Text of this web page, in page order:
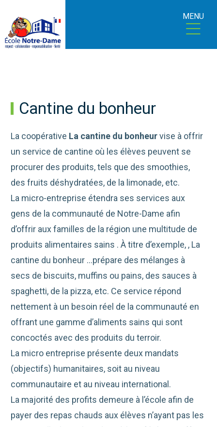
MENU
Cantine du bonheur
La coopérative La cantine du bonheurvise à offrir
un service de cantine où les élèves peuvent se
procurer des produits, tels que des smoothies,
des fruits déshydratées, de la limonade, etc.
La micro-entreprise étendra ses services aux
gens de la communauté de Notre-Dame afin
d’offrir aux familles de la région une multitude de
produits alimentaires sains . À titre d’exemple, , La
cantine du bonheur …prépare des mélanges à
secs de biscuits, muffins ou pains, des sauces à
spaghetti, de la pizza, etc. Ce service répond
nettement à un besoin réel de la communauté en
offrant une gamme d’aliments sains qui sont
concoctés avec des produits du terroir.
La micro entreprise présente deux mandats
(objectifs) humanitaires, soit au niveau
communautaire et au niveau international.
La majorité des profits demeure à l’école afin de
payer des repas chauds aux élèves n’ayant pas les